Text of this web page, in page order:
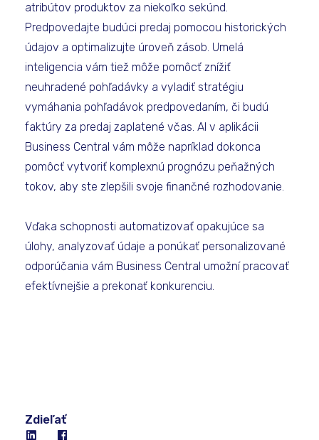
atribútov produktov za niekoľko sekúnd.
Predpovedajte budúci predaj pomocou historických
údajov a optimalizujte úroveň zásob. Umelá
inteligencia vám tiež môže pomôcť znížiť
neuhradené pohľadávky a vyladiť stratégiu
vymáhania pohľadávok predpovedaním, či budú
faktúry za predaj zaplatené včas. AI v aplikácii
Business Central vám môže napríklad dokonca
pomôcť vytvoriť komplexnú prognózu peňažných
tokov, aby ste zlepšili svoje finančné rozhodovanie.
Vďaka schopnosti automatizovať opakujúce sa
úlohy, analyzovať údaje a ponúkať personalizované
odporúčania vám Business Central umožní pracovať
efektívnejšie a prekonať konkurenciu.
Zdieľať